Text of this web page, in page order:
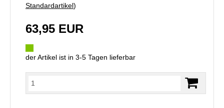
Standardartikel)
63,95 EUR
der Artikel ist in 3-5 Tagen lieferbar